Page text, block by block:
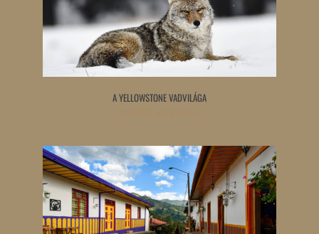
A YELLOWSTONE VADVILÁGA